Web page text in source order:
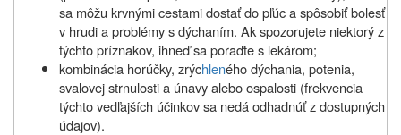
sa môžu krvnými cestami dostať do pľúc a spôsobiť bolesť
v hrudi a problémy s dýchaním. Ak spozorujete niektorý z
týchto príznakov, ihneď sa poraďte s lekárom;
kombinácia horúčky, zrýchleného dýchania, potenia,
svalovej strnulosti a únavy alebo ospalosti (frekvencia
týchto vedľajších účinkov sa nedá odhadnúť z dostupných
údajov).